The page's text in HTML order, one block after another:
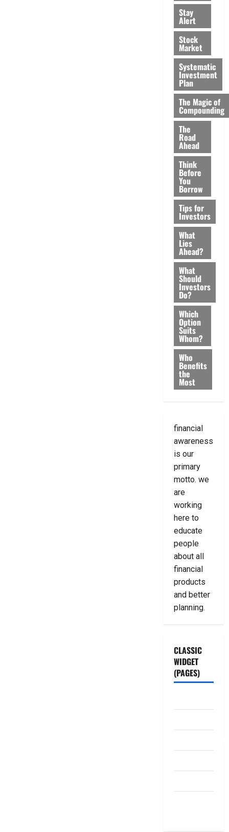
Stay
Alert
Stock
Market
Systematic
Investment
Plan
The Magic of
Compounding
The
Road
Ahead
Think
Before
You
Borrow
Tips for
Investors
What
Lies
Ahead?
What
Should
Investors
Do?
Which
Option
Suits
Whom?
Who
Benefits
the
Most
financial
awareness
is our
primary
motto. we
are
working
here to
educate
people
about all
financial
products
and better
planning.
CLASSIC
WIDGET
(PAGES)